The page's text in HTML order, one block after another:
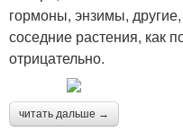
гормоны, энзимы,
соседние растения, как
отрицательно.
читать дальше →